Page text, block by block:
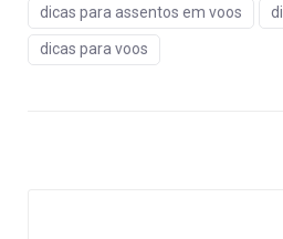
dicas para assentos em voos
dicas para voos